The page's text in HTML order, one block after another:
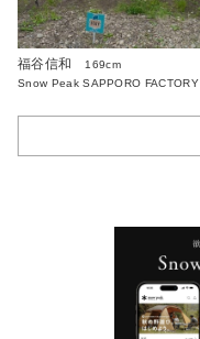
福谷信和
169cm
Snow Peak SAPPORO FACTORY